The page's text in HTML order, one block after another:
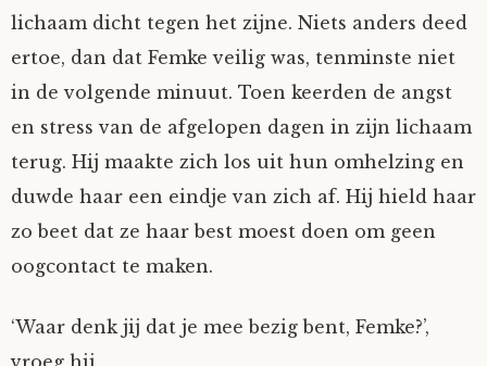
lichaam dicht tegen het zijne. Niets anders deed
ertoe, dan dat Femke veilig was, tenminste niet
in de volgende minuut. Toen keerden de angst
en stress van de afgelopen dagen in zijn lichaam
terug. Hij maakte zich los uit hun omhelzing en
duwde haar een eindje van zich af. Hij hield haar
zo beet dat ze haar best moest doen om geen
oogcontact te maken.
‘Waar denk jij dat je mee bezig bent, Femke?’,
vroeg hij.